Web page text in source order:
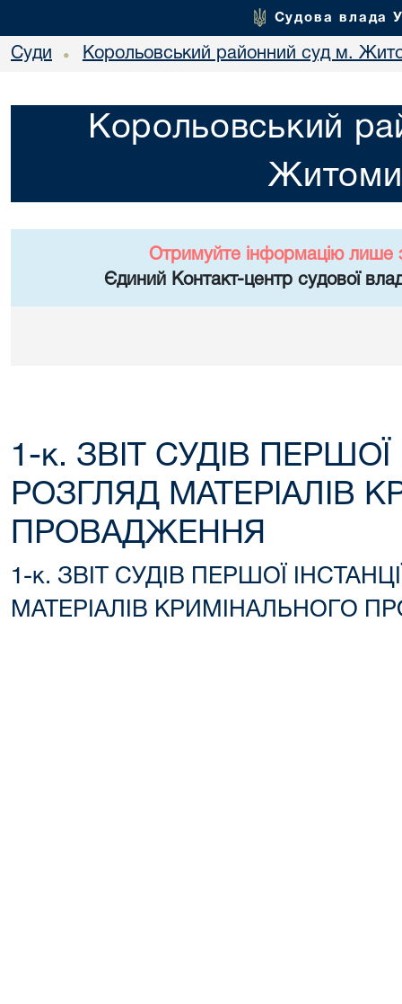
Судова влада
Суди • Корольовський районний суд м.
Корольовський
Отримуйте інформацію лише
Єдиний Контакт-центр судової
1-к. ЗВІТ СУДІВ ПЕРШОЇ
РОЗГЛЯД МАТЕРІАЛІВ
ПРОВАДЖЕННЯ
1-к. ЗВІТ СУДІВ ПЕРШОЇ
МАТЕРІАЛІВ КРИМІНАЛЬНОГО